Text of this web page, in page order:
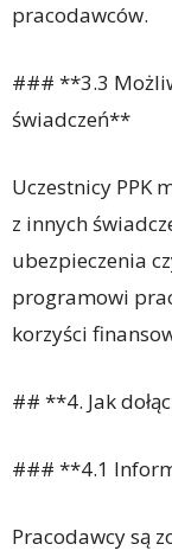
pracodawców.
### **3.3
świadczeń**
Uczestnicy PPK
z innych
ubezpieczenia
programowi
korzyści
## **4. Jak
### **4.1
Pracodawcy są